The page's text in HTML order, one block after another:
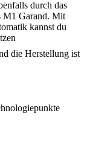
durch das
M1 Garand. Mit
kannst du
die Herstellung ist